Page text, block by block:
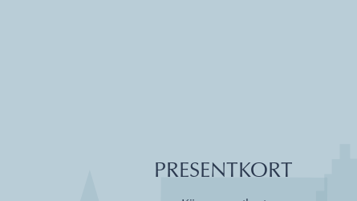
PRESENTKORT